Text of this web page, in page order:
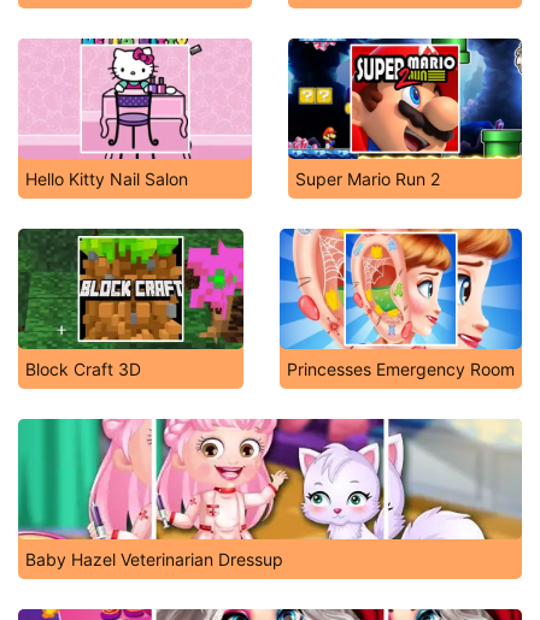
Hello Kitty Nail Salon Super Mario Run 2
Block Craft 3D Princesses Emergency Room
Baby Hazel Veterinarian Dressup